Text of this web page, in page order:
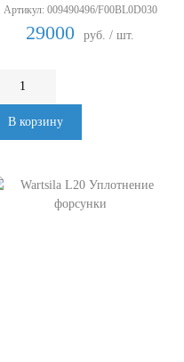
носик 12,4 мм
Финляндия
Артикул: 009490496/F00BL0D030
29000 руб. / шт.
В корзину